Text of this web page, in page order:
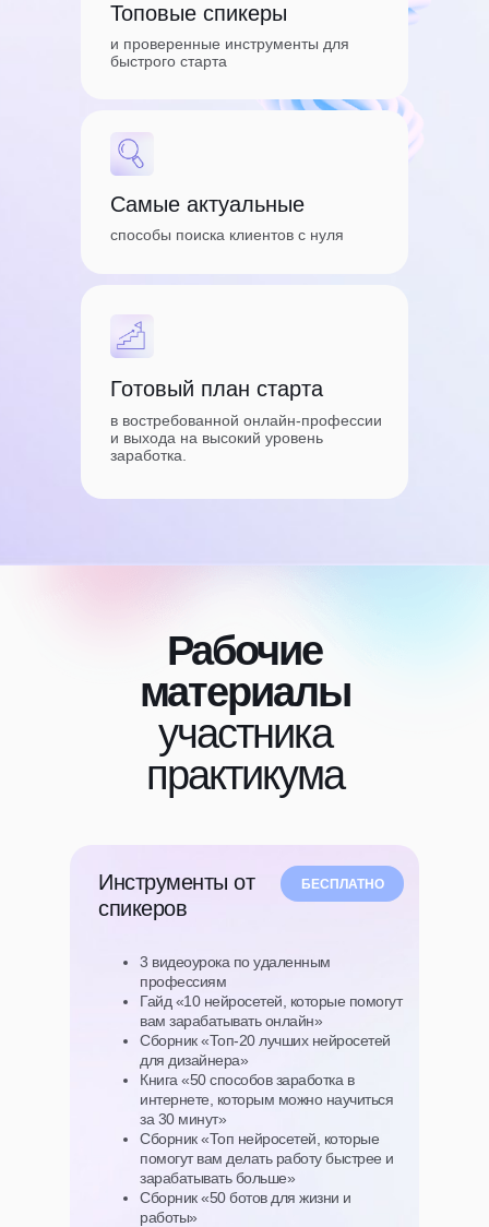
Самые актуальные
способы поиска клиентов с нуля
Топовые спикеры
и проверенные инструменты для
быстрого старта
Готовый план старта
в востребованной онлайн-профессии
и выхода на высокий уровень
заработка.
БЕСПЛАТНО
Инструменты от
спикеров
Рабочие
материалы
участника
практикума
3 видеоурока по удаленным
профессиям
Гайд «10 нейросетей, которые помогут
вам зарабатывать онлайн»
Сборник «Топ-20 лучших нейросетей
для дизайнера»
Книга «50 способов заработка в
интернете, которым можно научиться
за 30 минут»
Сборник «Топ нейросетей, которые
помогут вам делать работу быстрее и
зарабатывать больше»
Сборник «50 ботов для жизни и
работы»